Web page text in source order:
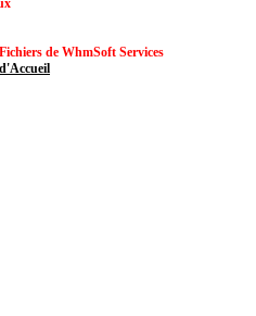
de WhmSoft Services